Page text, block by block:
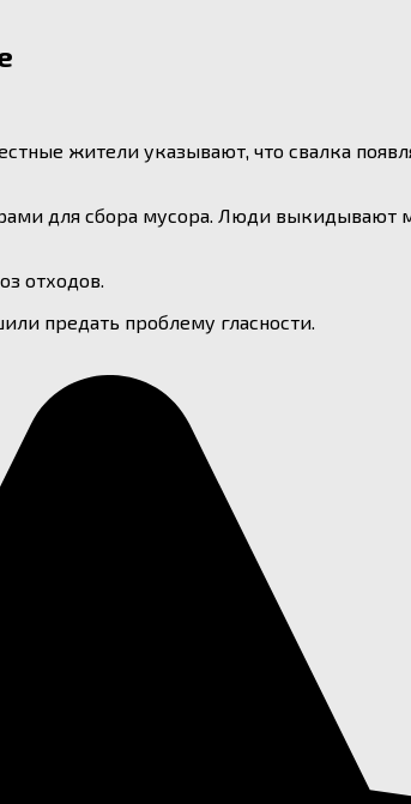
жители указывают, что свалка
для сбора мусора. Люди
отходов.
предать проблему гласности.